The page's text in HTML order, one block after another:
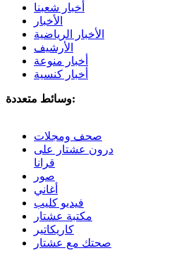
أخبار شعبنا
الأخبار
الأخبار الرياضية
الأرشيف
أخبار منوعة
أخبار كنسية
وسائط متعددة:
صحف ومجلات
درون عشتار على
قرانا
صور
أغاني
فيديو كليب
مكتبة عشتار
كاريكاتير
صحتك مع عشتار